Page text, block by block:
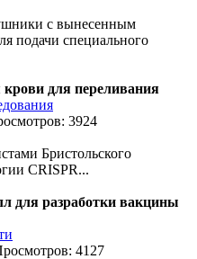
с вынесенным
подачи специального
для переливания
3924
Бристольского
CRISPR...
для разработки вакцины
4127